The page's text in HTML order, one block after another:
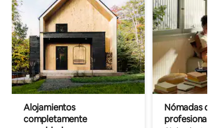
Alojamientos
completamente
Nómadas